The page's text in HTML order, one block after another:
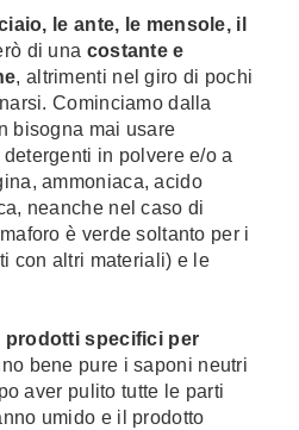
le ante, le mensole, il
di una costante e
, altrimenti nel giro di pochi
Cominciamo dalla
bisogna mai usare
in polvere e/o a
ammoniaca, acido
neanche nel caso di
è verde soltanto per i
con altri materiali) e le
prodotti specifici per
bene pure i saponi neutri
aver pulito tutte le parti
umido e il prodotto